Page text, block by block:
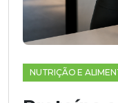
NUTRIÇÃO E